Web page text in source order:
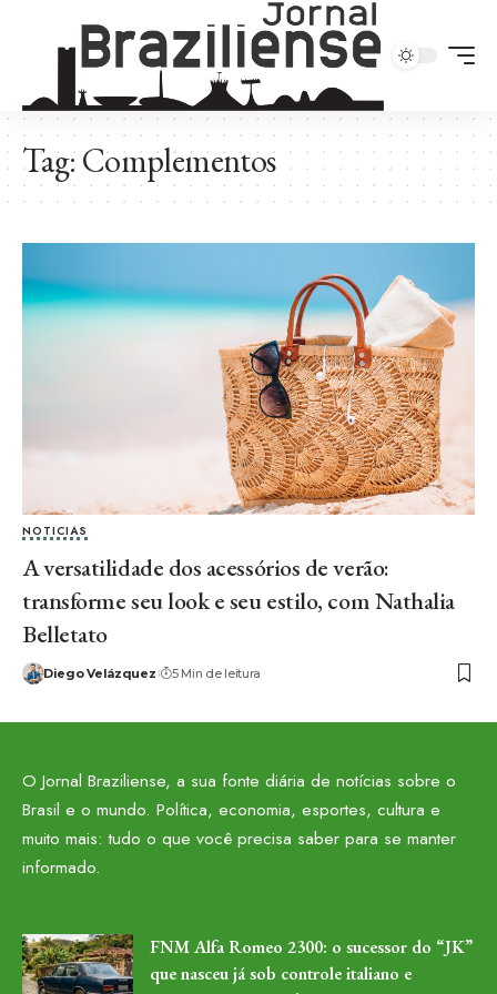
Tag:Complementos
NOTICIAS
A versatilidade dos acessórios de verão:
transforme seu look e seu estilo, com Nathalia
Belletato
Diego Velázquez 5 Min de leitura
O Jornal Braziliense, a sua fonte diária de notícias sobre o
Brasil e o mundo. Política, economia, esportes, cultura e
muito mais: tudo o que você precisa saber para se manter
informado.
FNM Alfa Romeo 2300: o sucessor do “JK”
que nasceu já sob controle italiano e